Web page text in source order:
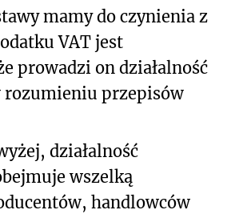
mamy do czynienia z
VAT jest
prowadzi on działalność
rozumieniu przepisów
działalność
wszelką
handlowców